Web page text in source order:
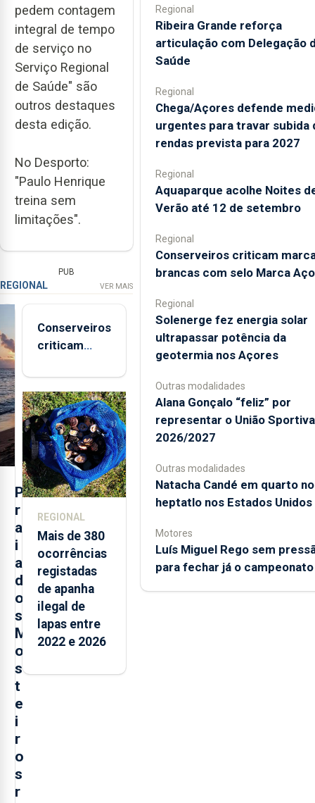
pedem contagem
integral de tempo
de serviço no
Serviço Regional
de Saúde" são
outros destaques
desta edição.
No Desporto:
"Paulo Henrique
treina sem
limitações".
PUB
REGIONAL VER MAIS
P
r
a
i
a
d
o
s
M
o
s
t
e
i
r
o
s
r
Conserveiros
criticam
brancas com
selo Marca
Açores
REGIONAL
Mais de 380
ocorrências
registadas
de apanha
ilegal de
lapas entre
2022 e 2026
Regional
Ribeira Grande reforça
articulação com Delegação
Saúde
Regional
Chega/Açores defende
urgentes para travar subida
rendas prevista para 2027
Regional
Aquaparque acolhe Noites
Verão até 12 de setembro
Regional
Conserveiros criticam
brancas com selo Marca
Regional
Solenerge fez energia solar
ultrapassar potência da
geotermia nos Açores
Outras modalidades
Alana Gonçalo “feliz” por
representar o União
2026/2027
Outras modalidades
Natacha Candé em quarto no
heptatlo nos Estados Unidos
Motores
Luís Miguel Rego sem
para fechar já o campeonato